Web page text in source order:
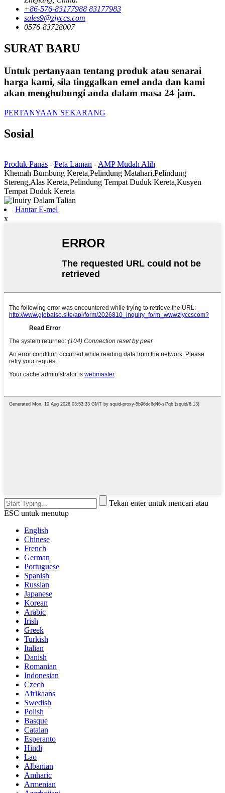
+86-576-83177988 83177983
sales9@zjyccs.com
0576-83728007
SURAT BARU
Untuk pertanyaan tentang produk atau senarai
harga kami, sila tinggalkan emel anda dan kami
akan menghubungi anda dalam masa 24 jam.
PERTANYAAN SEKARANG
Sosial
Produk Panas - Peta Laman - AMP Mudah Alih
Khemah Bumbung Kereta,Pelindung Matahari,Pelindung
Stereng,Alas Kereta,Pelindung Tempat Duduk Kereta,Kusyen
Tempat Duduk Kereta
Hantar E-mel
x
Tekan enter untuk mencari atau
ESC untuk menutup
English
Chinese
French
German
Portuguese
Spanish
Russian
Japanese
Korean
Arabic
Irish
Greek
Turkish
Italian
Danish
Romanian
Indonesian
Czech
Afrikaans
Swedish
Polish
Basque
Catalan
Esperanto
Hindi
Lao
Albanian
Amharic
Armenian